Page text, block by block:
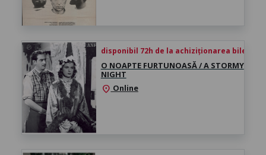
disponibil 72h de la achiziționarea biletului
O NOAPTE FURTUNOASĂ / A STORMY
NIGHT
location_on Online